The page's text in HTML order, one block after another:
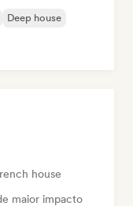
Deep house
house
maior impacto